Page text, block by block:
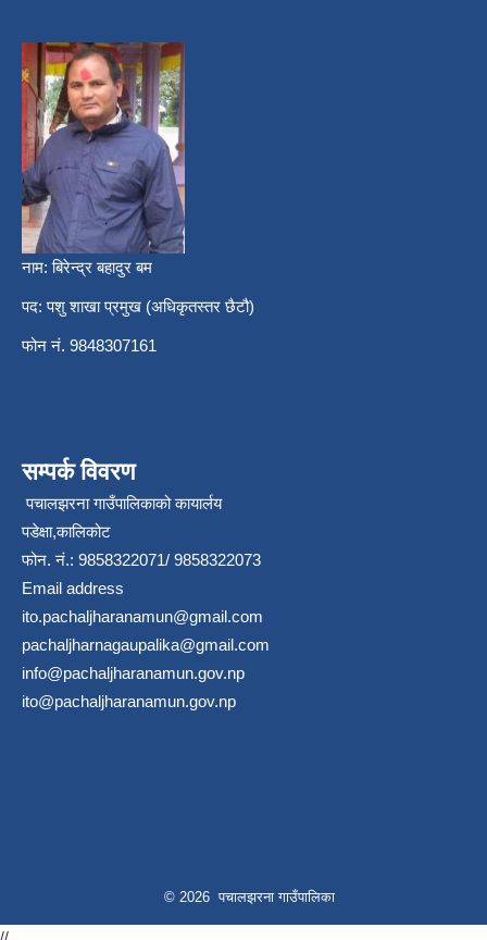
नाम: बिरेन्द्र बहादुर बम
पद: पशु शाखा प्रमुख (अधिकृतस्तर छैटौ)
फोन नं. 9848307161
सम्पर्क विवरण
पचालझरना गाउँपालिकाको कायार्लय
पडेक्षा,कालिकोट
फोन. नं.: 9858322071/ 9858322073
Email address
ito.pachaljharanamun@gmail.com
pachaljharnagaupalika@gmail.com
info@pachaljharanamun.gov.np
ito@pachaljharanamun.gov.np
© 2026 पचालझरना गाउँपालिका